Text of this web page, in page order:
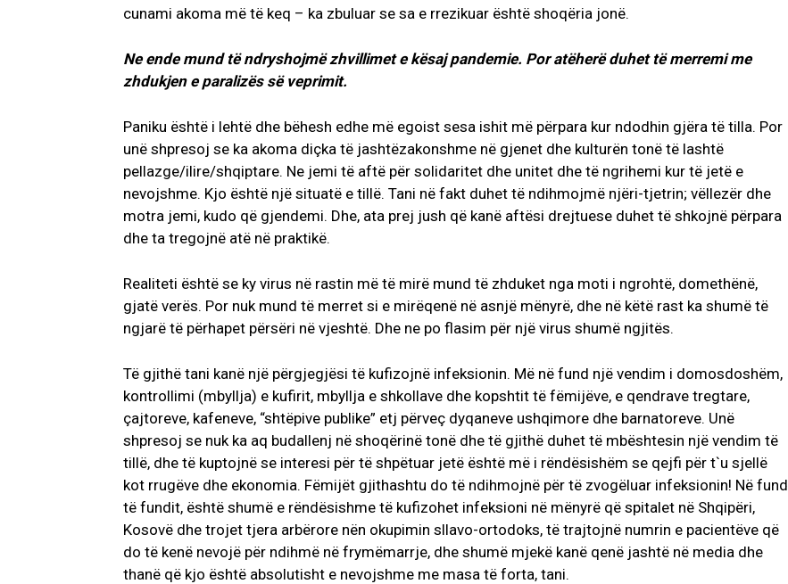
cunami akoma më të keq – ka zbuluar se sa e rrezikuar është shoqëria jonë.
Ne ende mund të ndryshojmë zhvillimet e kësaj pandemie. Por atëherë duhet të merremi me
zhdukjen e paralizës së veprimit.
Paniku është i lehtë dhe bëhesh edhe më egoist sesa ishit më përpara kur ndodhin gjëra të tilla. Por
unë shpresoj se ka akoma diçka të jashtëzakonshme në gjenet dhe kulturën tonë të lashtë
pellazge/ilire/shqiptare. Ne jemi të aftë për solidaritet dhe unitet dhe të ngrihemi kur të jetë e
nevojshme. Kjo është një situatë e tillë. Tani në fakt duhet të ndihmojmë njëri-tjetrin; vëllezër dhe
motra jemi, kudo që gjendemi. Dhe, ata prej jush që kanë aftësi drejtuese duhet të shkojnë përpara
dhe ta tregojnë atë në praktikë.
Realiteti është se ky virus në rastin më të mirë mund të zhduket nga moti i ngrohtë, domethënë,
gjatë verës. Por nuk mund të merret si e mirëqenë në asnjë mënyrë, dhe në këtë rast ka shumë të
ngjarë të përhapet përsëri në vjeshtë. Dhe ne po flasim për një virus shumë ngjitës.
Të gjithë tani kanë një përgjegjësi të kufizojnë infeksionin. Më në fund një vendim i domosdoshëm,
kontrollimi (mbyllja) e kufirit, mbyllja e shkollave dhe kopshtit të fëmijëve, e qendrave tregtare,
çajtoreve, kafeneve, “shtëpive publike” etj përveç dyqaneve ushqimore dhe barnatoreve. Unë
shpresoj se nuk ka aq budallenj në shoqërinë tonë dhe të gjithë duhet të mbështesin një vendim të
tillë, dhe të kuptojnë se interesi për të shpëtuar jetë është më i rëndësishëm se qejfi për t`u sjellë
kot rrugëve dhe ekonomia. Fëmijët gjithashtu do të ndihmojnë për të zvogëluar infeksionin! Në fund
të fundit, është shumë e rëndësishme të kufizohet infeksioni në mënyrë që spitalet në Shqipëri,
Kosovë dhe trojet tjera arbërore nën okupimin sllavo-ortodoks, të trajtojnë numrin e pacientëve që
do të kenë nevojë për ndihmë në frymëmarrje, dhe shumë mjekë kanë qenë jashtë në media dhe
thanë që kjo është absolutisht e nevojshme me masa të forta, tani.